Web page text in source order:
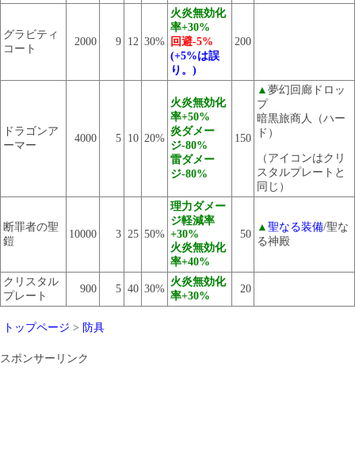
グラビティ
コート
2000 9 12 30%
火炎無効化
率+30%
回避-5%
(+5%は誤
り。)
200
ドラゴンア
ーマー
4000 5 10 20%
火炎無効化
率+50%
炎ダメー
ジ-80%
雷ダメー
ジ-80%
150
▲ 夢幻回廊ドロッ
プ
暗黒旅商人（ハー
ド）
（アイコンはクリ
スタルプレートと
同じ）
断罪者の聖
鎧
10000 3 25 50%
理力ダメー
ジ軽減率
+30%
火炎無効化
率+40%
50
▲ 聖なる装備/聖な
る神殿
クリスタル
プレート
900 5 40 30%
火炎無効化
率+30%
20
トップページ > 防具
スポンサーリンク